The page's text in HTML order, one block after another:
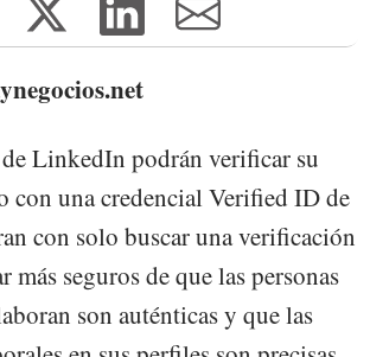
LinkedIn podrán verificar su
con una credencial Verified ID de
con solo buscar una verificación
más seguros de que las personas
son auténticas y que las